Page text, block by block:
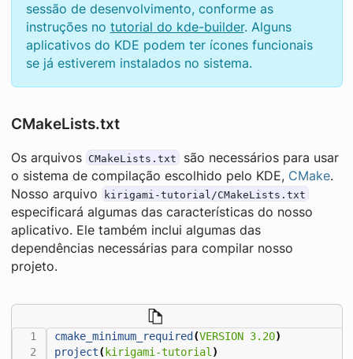
sessão de desenvolvimento, conforme as
instruções no tutorial do kde-builder. Alguns
aplicativos do KDE podem ter ícones funcionais
se já estiverem instalados no sistema.
CMakeLists.txt
Os arquivos CMakeLists.txt
são necessários para usar
o sistema de compilação escolhido pelo KDE, CMake.
Nosso arquivo
kirigami-tutorial/CMakeLists.txt
especificará algumas das características do nosso
aplicativo. Ele também inclui algumas das
dependências necessárias para compilar nosso
projeto.
cmake_minimum_required (VERSION 3.20)
project( kirigami-tutorial )